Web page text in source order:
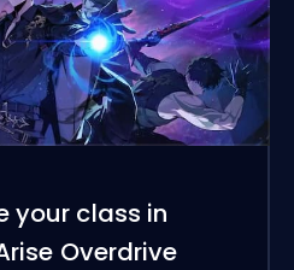
your class in
Overdrive